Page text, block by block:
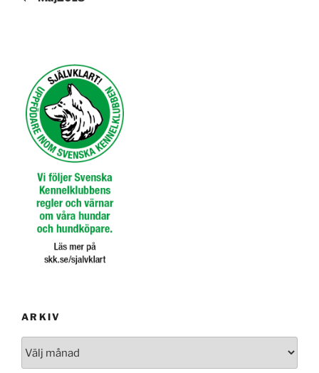
ARKIV